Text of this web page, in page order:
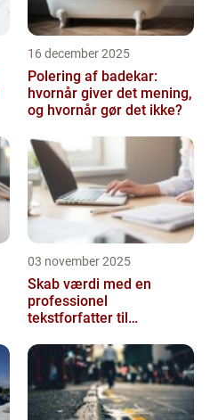
16 december 2025
Polering af badekar:
hvornår giver det mening,
og hvornår gør det ikke?
03 november 2025
Skab værdi med en
professionel
tekstforfatter til